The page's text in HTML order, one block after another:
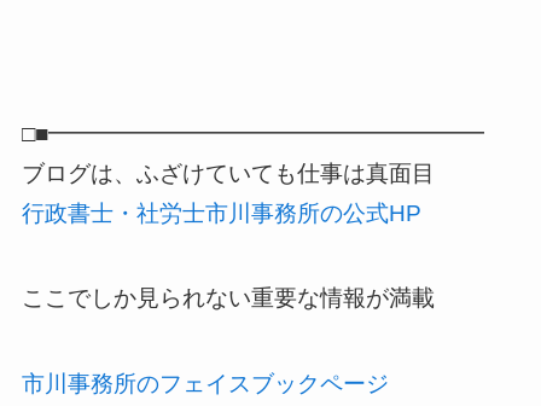
□■━━━━━━━━━━━━━━━━━━━
ブログは、ふざけていても仕事は真面目
行政書士・社労士市川事務所の公式HP
ここでしか見られない重要な情報が満載
市川事務所のフェイスブックページ